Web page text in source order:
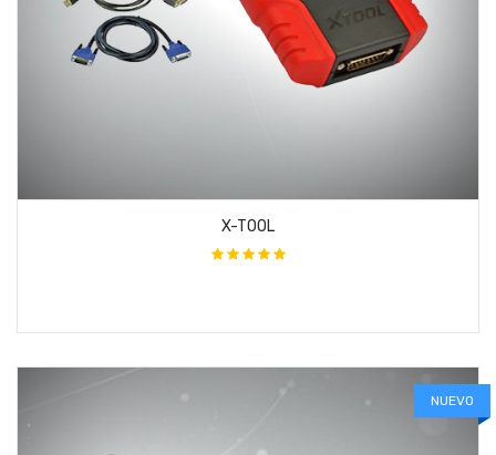
X-TOOL
NUEVO